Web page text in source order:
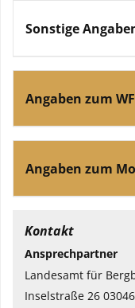
Sonstige
Angaben zum
Angaben zum
Kontakt
Ansprechpartner
Landesamt für
Inselstraße 26